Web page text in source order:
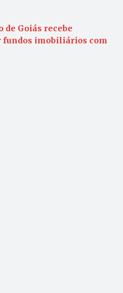
de Goiás recebe
fundos imobiliários com